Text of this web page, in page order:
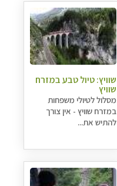
שוויץ: טיול טבע במזרח
שוויץ
מסלול לטיולי משפחות
במזרח שוויץ - אין צורך
להתיש את...
לחצו לרשימת היעדים »